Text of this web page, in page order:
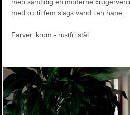
men samtidig en moderne
med op til fem slags vand i en hane.
Farver: krom - rustfri stål